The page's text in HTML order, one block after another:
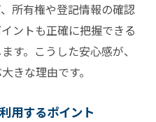
所有権や登記情報の確認
ントも正確に把握できる
す。こうした安心感が、
きな理由です。
用するポイント